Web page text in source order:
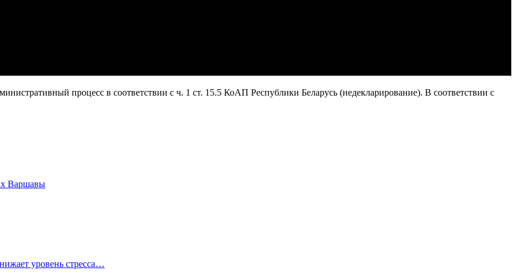
процесс в соответствии с ч. 1 ст. 15.5 КоАП Республики Беларусь (недекларирование). В соответствии с
Варшавы
уровень стресса…